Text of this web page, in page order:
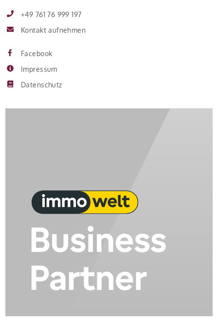
+49 761 76 999 197
Kontakt aufnehmen
Facebook
Impressum
Datenschutz